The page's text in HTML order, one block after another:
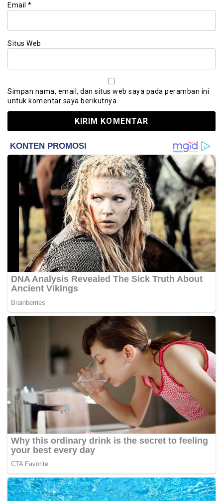
Email *
Situs Web
Simpan nama, email, dan situs web saya pada peramban ini
untuk komentar saya berikutnya.